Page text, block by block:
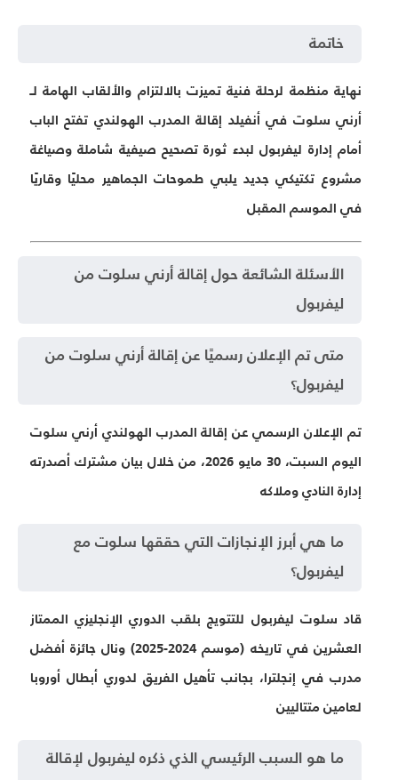
خاتمة
نهاية منظمة لرحلة فنية تميزت بالالتزام والألقاب الهامة لـ
أرني سلوت في أنفيلد إقالة المدرب الهولندي تفتح الباب
أمام إدارة ليفربول لبدء ثورة تصحيح صيفية شاملة وصياغة
مشروع تكتيكي جديد يلبي طموحات الجماهير محليًا وقاريًا
في الموسم المقبل
الأسئلة الشائعة حول إقالة أرني سلوت من
ليفربول
متى تم الإعلان رسميًا عن إقالة أرني سلوت من
ليفربول؟
تم الإعلان الرسمي عن إقالة المدرب الهولندي أرني سلوت
اليوم السبت، 30 مايو 2026، من خلال بيان مشترك أصدرته
إدارة النادي وملاكه
ما هي أبرز الإنجازات التي حققها سلوت مع
ليفربول؟
قاد سلوت ليفربول للتتويج بلقب الدوري الإنجليزي الممتاز
العشرين في تاريخه (موسم 2024-2025) ونال جائزة أفضل
مدرب في إنجلترا، بجانب تأهيل الفريق لدوري أبطال أوروبا
لعامين متتاليين
ما هو السبب الرئيسي الذي ذكره ليفربول لإقالة